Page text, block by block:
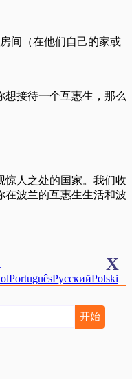
间（在他们自己的家或
想接待一个互惠生，那么
惊人之处的国家。我们收
在波兰的互惠生生活和波
PortuguêsPусскийPolski
X